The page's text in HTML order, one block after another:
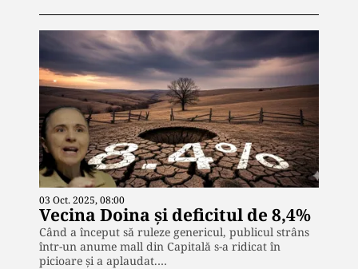
03 Oct. 2025, 08:00
Vecina Doina și deficitul de 8,4%
Când a început să ruleze genericul, publicul strâns
într-un anume mall din Capitală s-a ridicat în
picioare și a aplaudat.…